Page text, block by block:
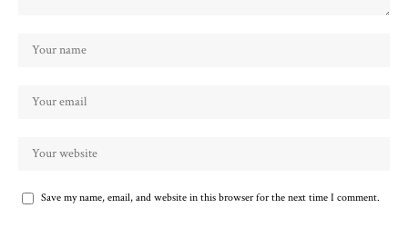
Save my name, email, and website in this browser for the next time I comment.